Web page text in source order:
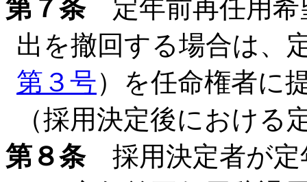
第７条定年前再任用希
出を撤回する場合は、
第３号）を任命権者に
（採用決定後における
第８条採用決定者が定